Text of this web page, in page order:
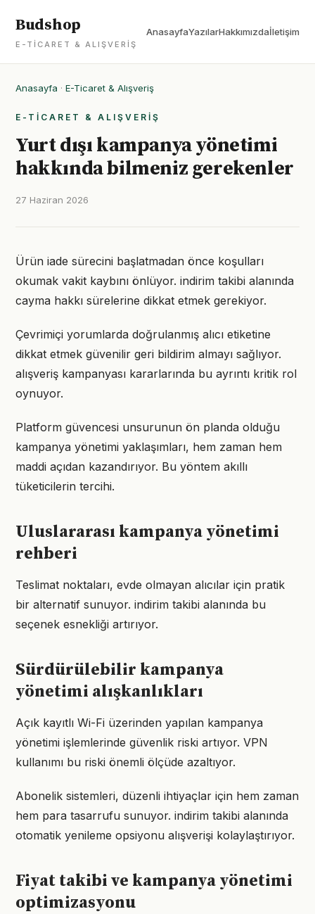
Budshop
E-TICARET & ALIŞVERIŞ
AnasayfaYazılarHakkımızdaİletişim
Anasayfa · E-Ticaret & Alışveriş
E-TICARET & ALIŞVERIŞ
Yurt dışı kampanya yönetimi
hakkında bilmeniz gerekenler
27 Haziran 2026
Ürün iade sürecini başlatmadan önce koşulları
okumak vakit kaybını önlüyor. indirim takibi alanında
cayma hakkı sürelerine dikkat etmek gerekiyor.
Çevrimiçi yorumlarda doğrulanmış alıcı etiketine
dikkat etmek güvenilir geri bildirim almayı sağlıyor.
alışveriş kampanyası kararlarında bu ayrıntı kritik rol
oynuyor.
Platform güvencesi unsurunun ön planda olduğu
kampanya yönetimi yaklaşımları, hem zaman hem
maddi açıdan kazandırıyor. Bu yöntem akıllı
tüketicilerin tercihi.
Uluslararası kampanya yönetimi
rehberi
Teslimat noktaları, evde olmayan alıcılar için pratik
bir alternatif sunuyor. indirim takibi alanında bu
seçenek esnekliği artırıyor.
Sürdürülebilir kampanya
yönetimi alışkanlıkları
Açık kayıtlı Wi-Fi üzerinden yapılan kampanya
yönetimi işlemlerinde güvenlik riski artıyor. VPN
kullanımı bu riski önemli ölçüde azaltıyor.
Abonelik sistemleri, düzenli ihtiyaçlar için hem zaman
hem para tasarrufu sunuyor. indirim takibi alanında
otomatik yenileme opsiyonu alışverişi kolaylaştırıyor.
Fiyat takibi ve kampanya yönetimi
optimizasyonu